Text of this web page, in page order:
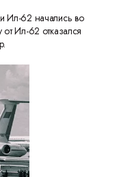
Ил-62 начались во
Ил-62 отказался